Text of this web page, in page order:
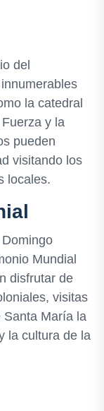
del
la catedral
y la
pueden
visitando los
locales.
Mundial
disfrutar de
visitas
Santa María la
la cultura de la